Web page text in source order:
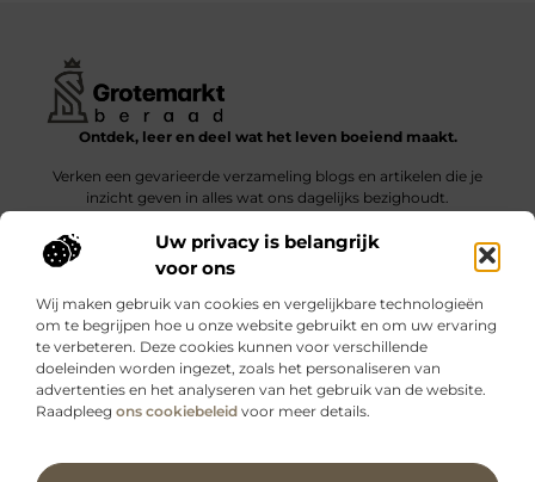
Uw privacy is belangrijk
voor ons
Wij maken gebruik van cookies en vergelijkbare technologieën
om te begrijpen hoe u onze website gebruikt en om uw ervaring
te verbeteren. Deze cookies kunnen voor verschillende
doeleinden worden ingezet, zoals het personaliseren van
advertenties en het analyseren van het gebruik van de website.
Raadpleeg ons cookiebeleid voor meer details.
Ontdek, leer en deel wat het leven boeiend maakt.
Verken een gevarieerde verzameling blogs en artikelen die je
inzicht geven in alles wat ons dagelijks bezighoudt.
Bericht categorie
Onze informatie